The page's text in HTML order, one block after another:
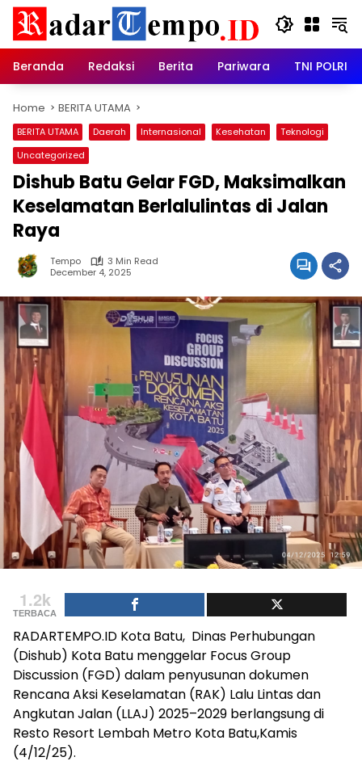
Skip
content
Beranda
Redaksi Berita Pariwara TNI POLRI
Home BERITA UTAMA
BERITA UTAMA Daerah Internasional Kesehatan
Teknologi
Uncategorized
Dishub Batu Gelar FGD, Maksimalkan
Keselamatan Berlalulintas di Jalan
Raya
Tempo
3 Min Read
December 4, 2025
1.2k
TERBACA
RADARTEMPO.ID Kota Batu, Dinas Perhubungan
(Dishub) Kota Batu menggelar Focus Group
Discussion (FGD) dalam penyusunan dokumen
Rencana Aksi Keselamatan (RAK) Lalu Lintas dan
Angkutan Jalan (LLAJ) 2025–2029 berlangsung di
Resto Resort Lembah Metro Kota Batu,Kamis
(4/12/25).